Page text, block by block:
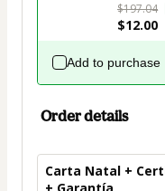
$197.04
$12.00
Add to purchase
Order details
Carta Natal +